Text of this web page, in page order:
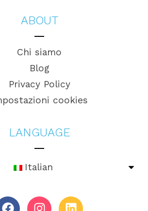
ABOUT
Chi siamo
Blog
Privacy Policy
cookies
LANGUAGE
Italian